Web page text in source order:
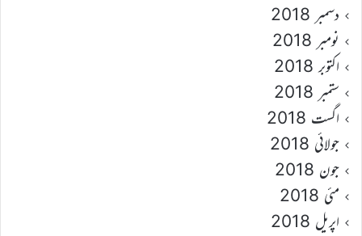
دسمبر 2018
نومبر 2018
اکتوبر 2018
ستمبر 2018
اگست 2018
جولائی 2018
جون 2018
مئی 2018
اپریل 2018